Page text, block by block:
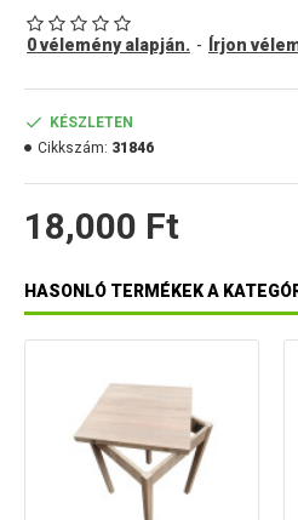
vagy világosbarna színekben)
teljes magasság: 95 cm
ülőfelület magassága: 47 cm
ülőfelület szélessége: 41 cm
0 vélemény alapján. - Írjon
18,000 Ft
KÉSZLETEN
Cikkszám: 31846
HASONLÓ TERMÉKEK A